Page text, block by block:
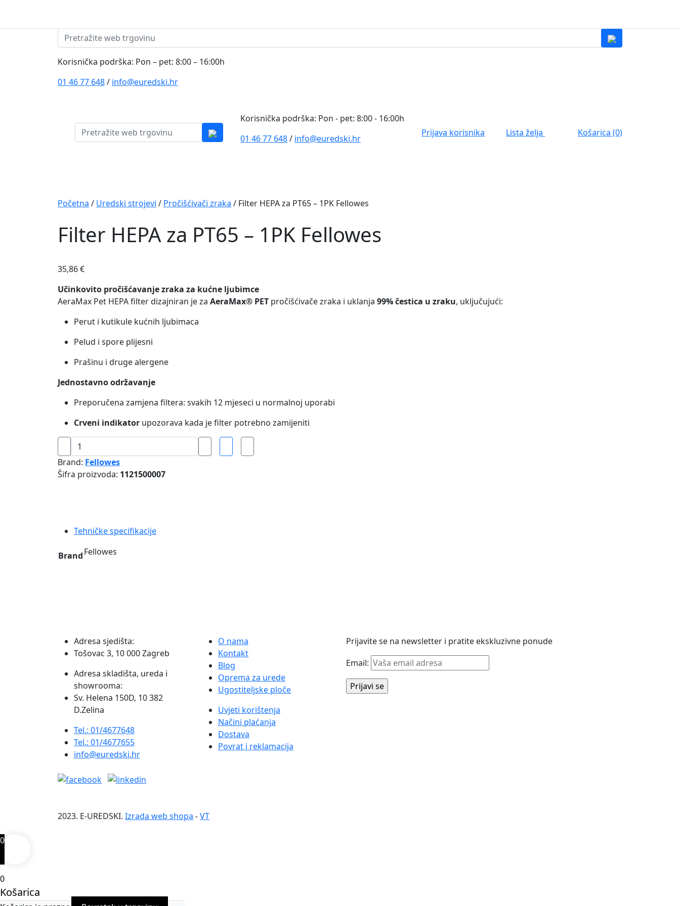
Pretraži:
Korisnička podrška: Pon – pet: 8:00 – 16:00h
01 46 77 648/ info@euredski.hr
Pretraži:
Korisnička podrška: Pon - pet: 8:00 - 16:00h
01 46 77 648/ info@euredski.hr
Prijava korisnika Lista želja Košarica (0)
Navigation
Početna / Uredski strojevi / Pročišćivači zraka / Filter HEPA za PT65 – 1PK Fellowes
Filter HEPA za PT65 – 1PK Fellowes
35,86€
Učinkovito pročišćavanje zraka za kućne ljubimce
AeraMax Pet HEPA filter dizajniran je za AeraMax® PET pročišćivače zraka i uklanja 99% čestica u zraku, uključujući:
Perut i kutikule kućnih ljubimaca
Pelud i spore plijesni
Prašinu i druge alergene
Jednostavno održavanje
Preporučena zamjena filtera: svakih 12 mjeseci u normalnoj uporabi
Crveni indikator upozorava kada je filter potrebno zamijeniti
Filter
HEPA
za
PT65
količina
Brand: Fellowes
Šifra proizvoda: 1121500007
Tehničke specifikacije
BrandFellowes
Adresa sjedišta:
Tošovac 3, 10 000 Zagreb
Adresa skladišta, ureda i
showrooma:
Sv. Helena 150D, 10 382
D.Zelina
Tel.: 01/4677648
Tel.: 01/4677655
info@euredski.hr
O nama
Kontakt
Blog
Oprema za urede
Ugostiteljske ploče
Uvjeti korištenja
Načini plaćanja
Dostava
Povrat i reklamacija
Prijavite se na newsletter i pratite ekskluzivne ponude
Email:
2023. E-UREDSKI. Izrada web shopa -VT
0
0
Košarica